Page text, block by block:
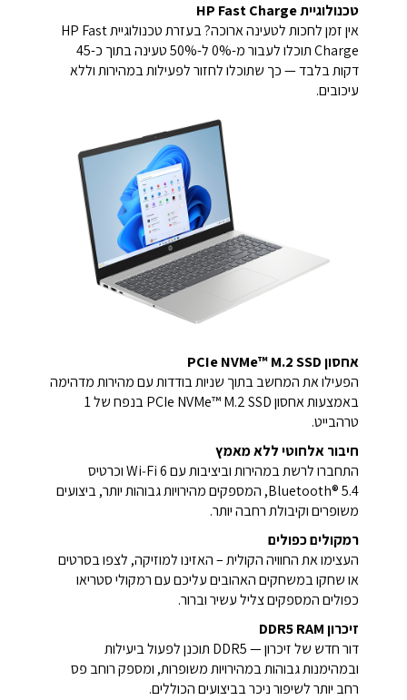
טכנולוגיית HP Fast Charge
אין זמן לחכות לטעינה ארוכה? בעזרת טכנולוגיית HP Fast
Charge תוכלו לעבור מ-0% ל-50% טעינה בתוך כ-45
דקות בלבד — כך שתוכלו לחזור לפעילות במהירות וללא
עיכובים.
אחסון PCIe NVMe™ M.2 SSD
הפעילו את המחשב בתוך שניות בודדות עם מהירות מדהימה
באמצעות אחסון PCIe NVMe™ M.2 SSD בנפח של 1
טרהבייט.
חיבור אלחוטי ללא מאמץ
התחברו לרשת במהירות וביציבות עם Wi‑Fi 6 וכרטיס
Bluetooth® 5.4, המספקים מהירויות גבוהות יותר, ביצועים
משופרים וקיבולת רחבה יותר.
רמקולים כפולים
העצימו את החוויה הקולית – האזינו למוזיקה, לצפו בסרטים
או שחקו במשחקים האהובים עליכם עם רמקולי סטריאו
כפולים המספקים צליל עשיר וברור.
זיכרון DDR5 RAM
דור חדש של זיכרון — DDR5 תוכנן לפעול ביעילות
ובמהימנות גבוהות במהירויות משופרות, ומספק רוחב פס
רחב יותר לשיפור ניכר בביצועים הכוללים.